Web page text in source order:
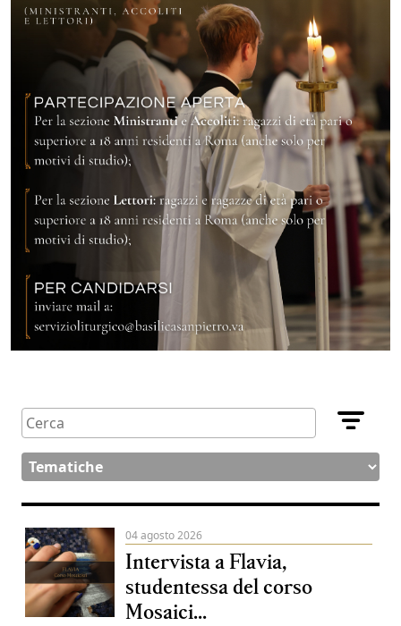
04 agosto 2026
Intervista a Flavia,
studentessa del corso
Mosaici...